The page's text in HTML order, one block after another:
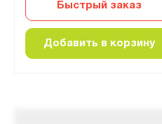
Быстрый заказ
Добавить в корзину